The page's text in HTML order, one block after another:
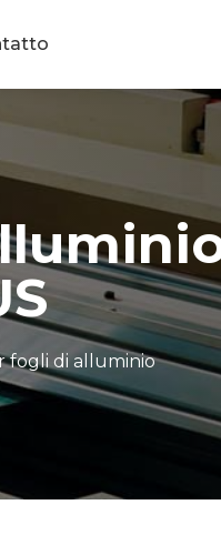
fogli di alluminio 0